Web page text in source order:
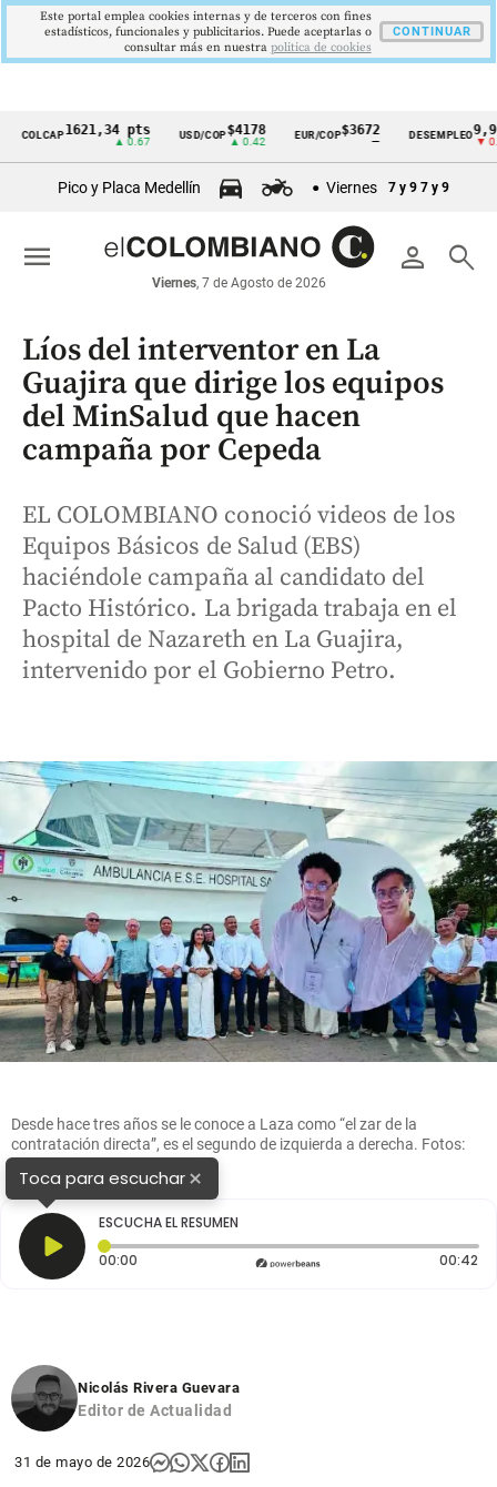
Cintillo
económicos
Colombia
1621,34 pts
▲ 0.67
USD/COP$4178
▲ 0.42
EUR/COP$3672 DESEMPLEO9,9 %
▼ 0.30
Pico y Placa Medellín Viernes 7 y 9 7 y 9
person search
Viernes, 7 de Agosto de 2026
menu
Líos del interventor en La
Guajira que dirige los equipos
del MinSalud que hacen
campaña por Cepeda
EL COLOMBIANO conoció videos de los
Equipos Básicos de Salud (EBS)
haciéndole campaña al candidato del
Pacto Histórico. La brigada trabaja en el
hospital de Nazareth en La Guajira,
intervenido por el Gobierno Petro.
Desde hace tres años se le conoce a Laza como “el zar de la
contratación directa”, es el segundo de izquierda a derecha. Fotos:
cortesía y MinSalud
Toca para escuchar×
ESCUCHA EL RESUMEN
00:00 Tiempo transcurrido: 0 segundos 00:42
Nicolás Rivera Guevara
Editor de Actualidad
31 de mayo de 2026
Este portal emplea cookies internas y de terceros con fines
estadísticos, funcionales y publicitarios. Puede aceptarlas o
consultar más en nuestra politica de cookies
CONTINUAR